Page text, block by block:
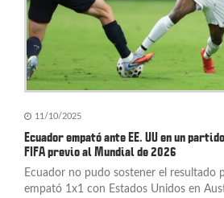
11/10/2025
Ecuador empató ante EE. UU en un
FIFA previo al Mundial de 2026
Ecuador no pudo sostener el resultado
empató 1x1 con Estados Unidos en